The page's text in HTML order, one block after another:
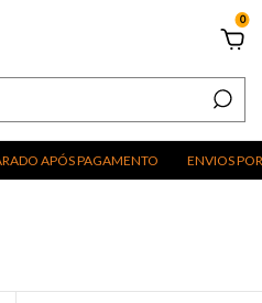
0
PAGAMENTO ENVIOS POR